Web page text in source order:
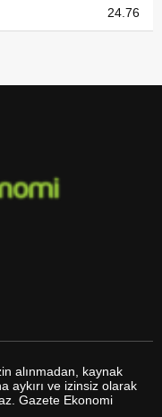
24.76
tarafınıza haber,
alınmadan, kaynak
aykırı ve izinsiz olarak
Gazete Ekonomi